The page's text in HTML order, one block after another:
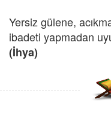
Yersiz gülene,
ibadeti yapmadan
(İhya)